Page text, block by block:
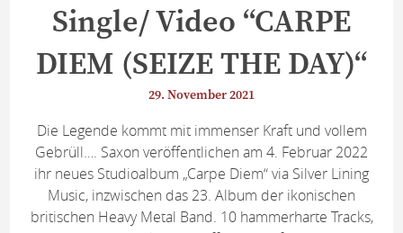
Single/ Video “CARPE
DIEM (SEIZE THE DAY)“
29. November 2021
Die Legende kommt mit immenser Kraft und vollem
Gebrüll…. Saxon veröffentlichen am 4. Februar 2022
ihr neues Studioalbum „Carpe Diem“ via Silver Lining
Music, inzwischen das 23. Album der ikonischen
britischen Heavy Metal Band. 10 hammerharte Tracks,